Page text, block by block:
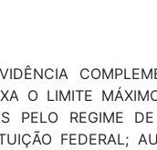
O LIMITE
PELO REGIME
FEDERAL;